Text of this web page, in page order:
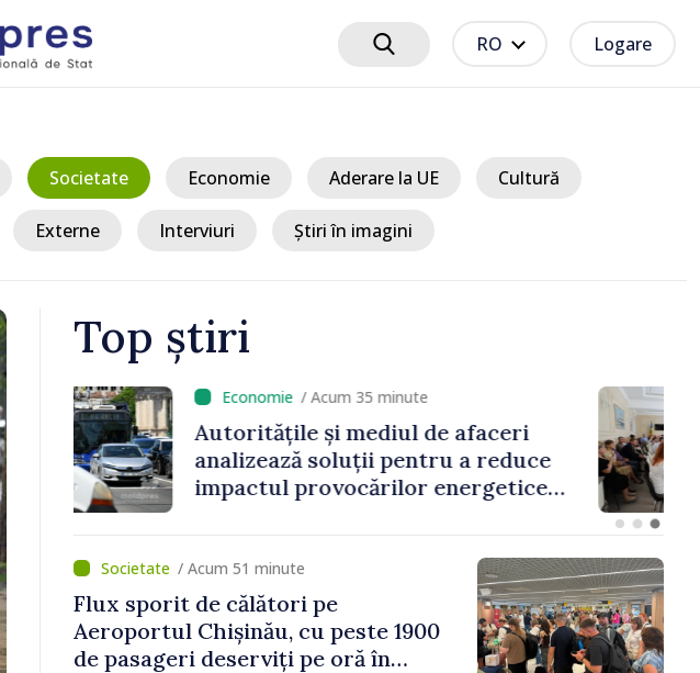
RO Logare
Societate Economie Aderare la UE Cultură
Externe Interviuri Știri în imagini
Top știri
/ Acum 35 minute
Autoritățile și mediul de afaceri
analizează soluții pentru a reduce
impactul provocărilor energetice
asupra economiei
/ Acum 51 minute
Flux sporit de călători pe
Aeroportul Chișinău, cu peste 1900
de pasageri deserviți pe oră în